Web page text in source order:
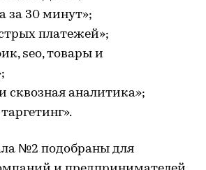
за 30 минут»;
платежей»;
seo, товары и
сквозная аналитика»;
№2 подобраны для